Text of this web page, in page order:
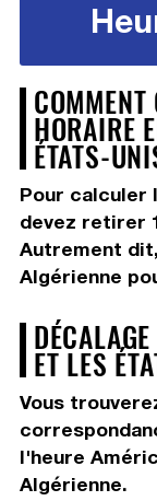
HORAIRE
ÉTATS-
Pour calculer
devez retirer
Autrement
Algérienne
ET LES
Vous
l'heure
Algérienne.